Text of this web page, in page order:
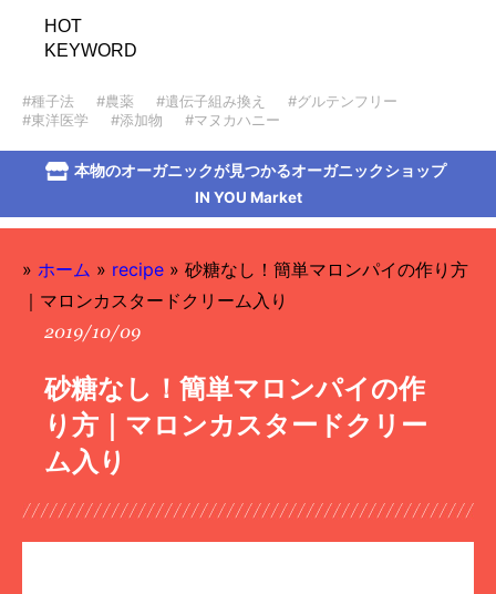
HOT
KEYWORD
#種子法 #農薬 #遺伝子組み換え
#グルテンフリー
#東洋医学
#添加物 #マヌカハニー
本物のオーガニックが見つかるオーガニックショップ
IN YOU Market
» ホーム » recipe » 砂糖なし！簡単マロンパイの作り方
｜マロンカスタードクリーム入り
2019/10/09
砂糖なし！簡単マロンパイの作
り方｜マロンカスタードクリー
ム入り